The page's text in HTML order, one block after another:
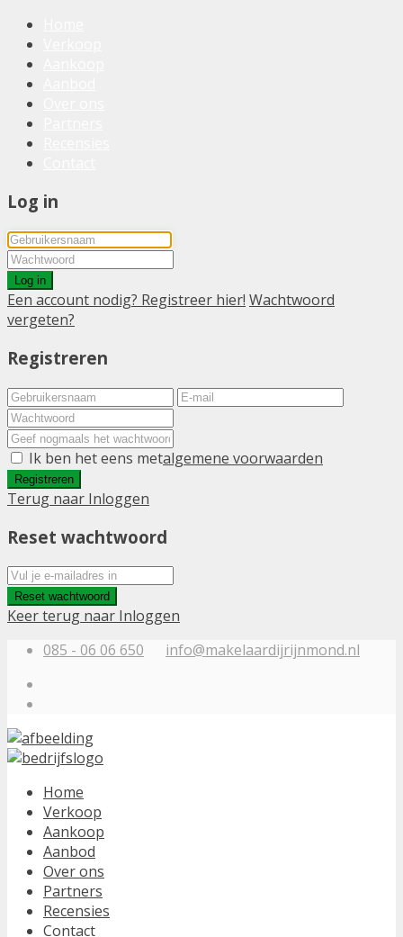
Log in
Log in
Een account nodig? Registreer hier! Wachtwoord
vergeten?
Registreren
Ik ben het eens metalgemene voorwaarden
Registreren
Terug naar Inloggen
Reset wachtwoord
Reset wachtwoord
Keer terug naar Inloggen
085 - 06 06 650
info@makelaardijrijnmond.nl
Home
Verkoop
Aankoop
Aanbod
Over ons
Partners
Recensies
Contact